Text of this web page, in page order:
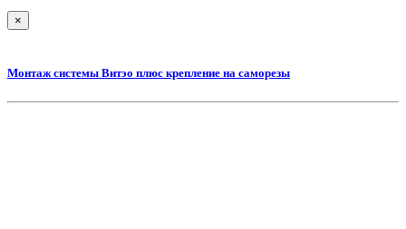
×
Монтаж системы Витэо плюс крепление на саморезы